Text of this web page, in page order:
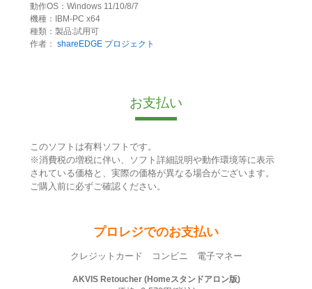
動作OS：Windows 11/10/8/7
機種：IBM-PC x64
種類：製品:試用可
作者： shareEDGE プロジェクト
お支払い
このソフトは有料ソフトです。
※消費税の増税に伴い、ソフト詳細説明や動作環境等に表示
されている価格と、実際の価格が異なる場合がございます。
ご購入前に必ずご確認ください。
プロレジでのお支払い
クレジットカード コンビニ 電子マネー
AKVIS Retoucher (Homeスタンドアロン版)